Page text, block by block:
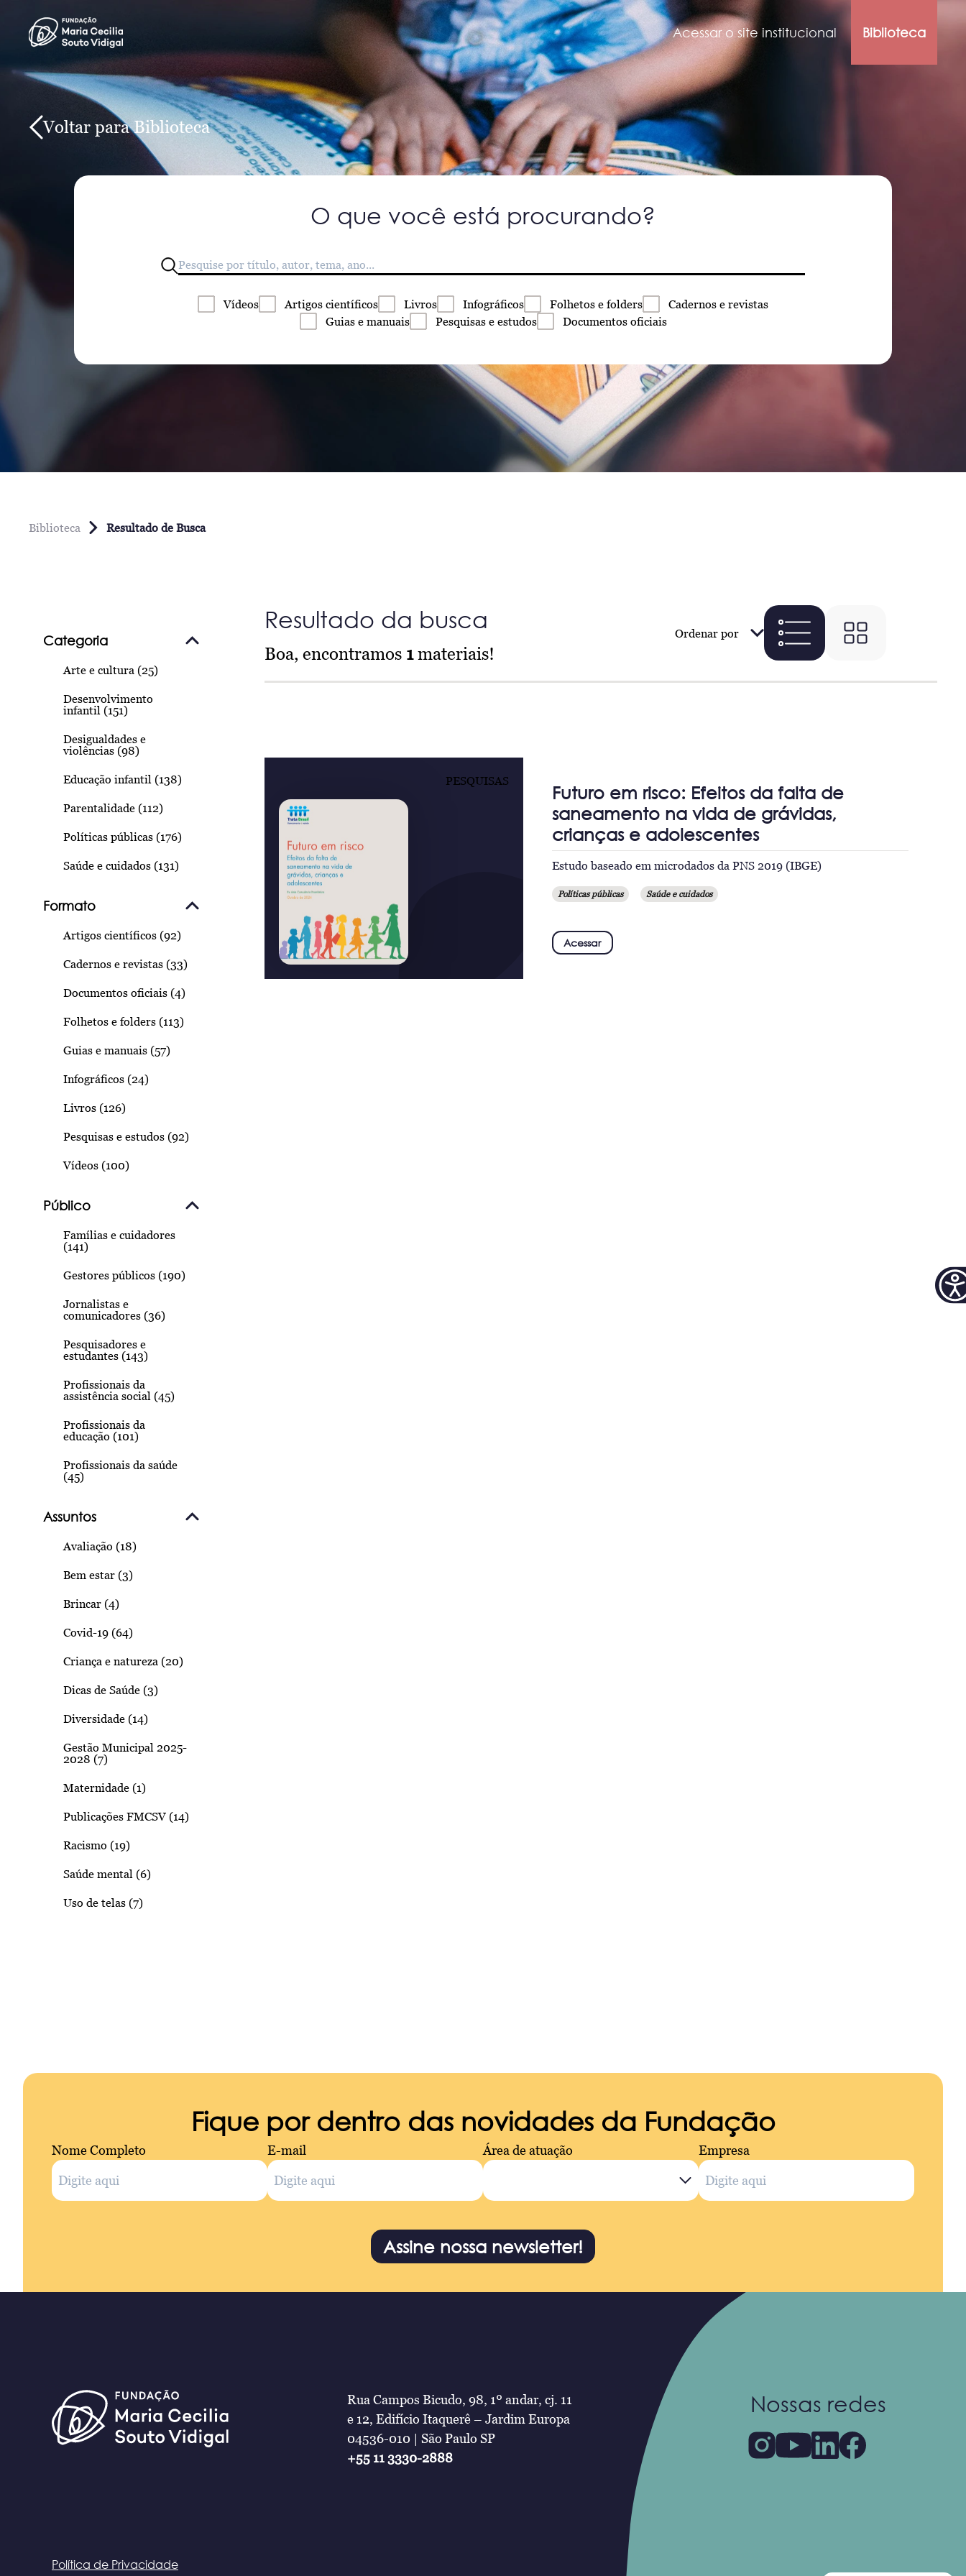
Acessar o site institucional Biblioteca
Voltar para Biblioteca
O que você está procurando?
Vídeos Artigos científicos Livros Infográficos Folhetos e folders Cadernos e revistas
Guias e manuais Pesquisas e estudos Documentos oficiais
Biblioteca Resultado de Busca
Categoria
Arte e cultura (25)
Desenvolvimento
infantil (151)
Desigualdades e
violências (98)
Educação infantil (138)
Parentalidade (112)
Políticas públicas (176)
Saúde e cuidados (131)
Formato
Artigos científicos (92)
Cadernos e revistas (33)
Documentos oficiais (4)
Folhetos e folders (113)
Guias e manuais (57)
Infográficos (24)
Livros (126)
Pesquisas e estudos (92)
Vídeos (100)
Público
Famílias e cuidadores
(141)
Gestores públicos (190)
Jornalistas e
comunicadores (36)
Pesquisadores e
estudantes (143)
Profissionais da
assistência social (45)
Profissionais da
educação (101)
Profissionais da saúde
(45)
Assuntos
Avaliação (18)
Bem estar (3)
Brincar (4)
Covid-19 (64)
Criança e natureza (20)
Dicas de Saúde (3)
Diversidade (14)
Gestão Municipal 2025-
2028 (7)
Maternidade (1)
Publicações FMCSV (14)
Racismo (19)
Saúde mental (6)
Uso de telas (7)
Resultado da busca
Boa, encontramos 1materiais!
Ordenar por
PESQUISAS
Futuro em risco: Efeitos da falta de
saneamento na vida de grávidas,
crianças e adolescentes
Estudo baseado em microdados da PNS 2019 (IBGE)
Políticas públicas Saúde e cuidados
Acessar
Fique por dentro das novidades da Fundação
Nome Completo E-mail Área de atuação Empresa
Assine nossa newsletter!
Rua Campos Bicudo, 98, 1º andar, cj. 11
e 12, Edifício Itaquerê – Jardim Europa
04536-010 | São Paulo SP
+55 11 3330-2888
Nossas redes
Política de Privacidade